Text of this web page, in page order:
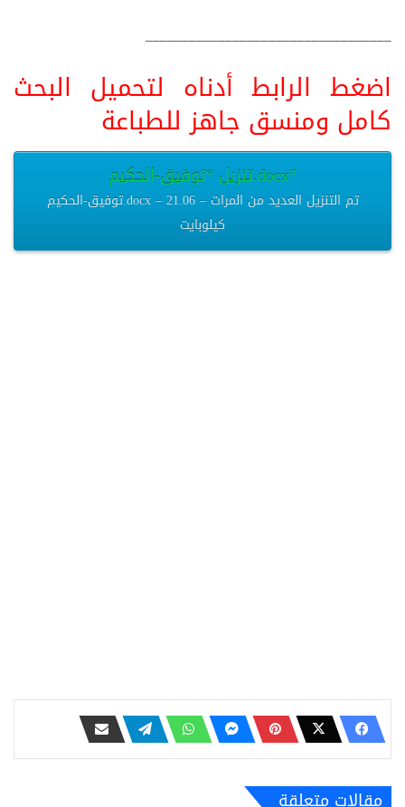
__________________________________
اضغط الرابط أدناه لتحميل البحث
كامل ومنسق جاهز للطباعة
تنزيل “توفيق-الحكيم.docx”
توفيق-الحكيم.docx – تم التنزيل العديد من المرات – 21.06
كيلوبايت
مقالات متعلقة